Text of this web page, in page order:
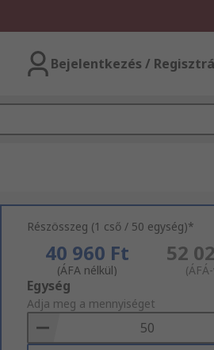
Bejelentkezés /
Részösszeg (1 cső / 50 egység)*
40 960 Ft
(ÁFA nélkül)
52
Add
to
Basket
Egység
Adja meg a mennyiséget